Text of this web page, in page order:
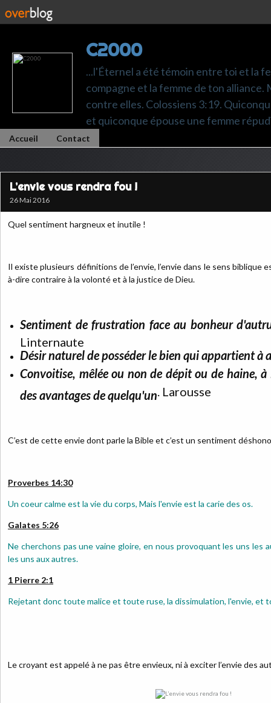
C2000
...l'Éternel a été témoin entre toi et la
compagne et la femme de ton alliance.
contre elles. Colossiens 3:19.
et quiconque épouse une femme
Accueil Contact
L’envie vous rendra fou !
26 Mai 2016
Quel sentiment hargneux et inutile !
Il existe plusieurs définitions de l’envie, l’envie dans le sens biblique
à-dire contraire à la volonté et à la justice de Dieu.
Sentiment de frustration face au bonheur
Linternaute
Désir naturel de posséder le bien qui appartient à
Convoitise, mêlée ou non de dépit ou de haine,
des avantages de quelqu'un. Larousse
C’est de cette envie dont parle la Bible et c’est un sentiment
Proverbes 14:30
Un coeur calme est la vie du corps, Mais l'envie est la carie des os.
Galates 5:26
Ne cherchons pas une vaine gloire, en nous provoquant les uns les
les uns aux autres.
1 Pierre 2:1
Rejetant donc toute malice et toute ruse, la dissimulation, l'envie, et
Le croyant est appelé à ne pas être envieux, ni à exciter l’envie des